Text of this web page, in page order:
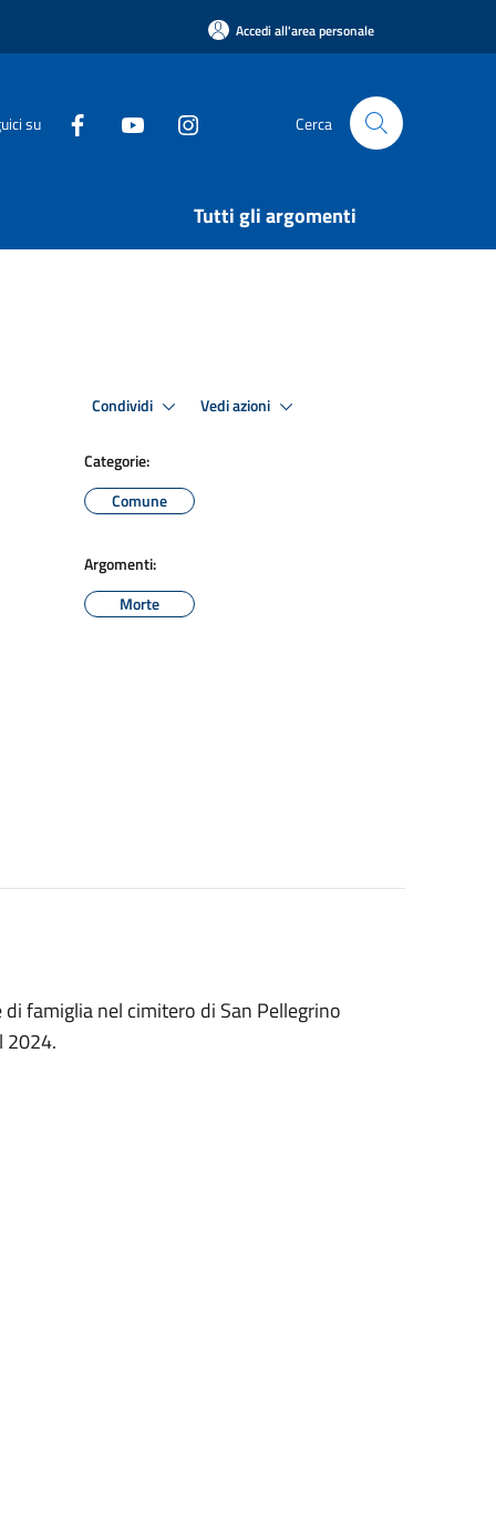
Accedi all'area personale
su Cerca
Tutti gli argomenti
Condividi Vedi azioni
Categorie:
Comune
Argomenti:
Morte
famiglia nel cimitero di San Pellegrino
2024.